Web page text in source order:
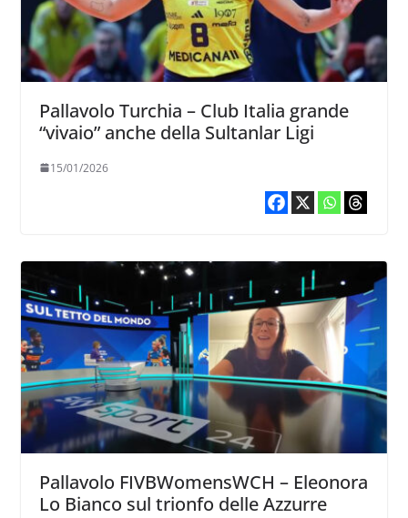
Pallavolo Turchia – Club Italia grande
“vivaio” anche della Sultanlar Ligi
15/01/2026
Pallavolo FIVBWomensWCH – Eleonora
Lo Bianco sul trionfo delle Azzurre